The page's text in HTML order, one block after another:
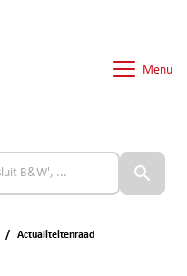
Menu
Actualiteitenraad